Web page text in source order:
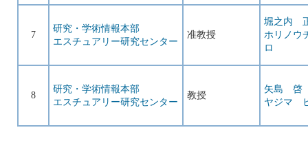
7
研究・学術情報本部
エスチュアリー研究センター
准教授
堀之内
ホリノ
ロ
8
研究・学術情報本部
エスチュアリー研究センター
教授
矢島 啓
ヤジマ